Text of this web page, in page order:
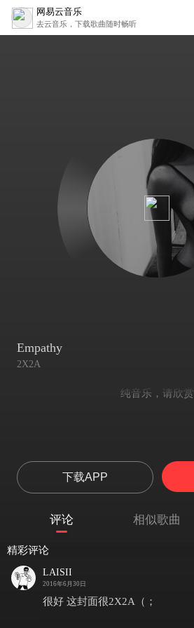
网易云音乐
去云音乐，下载歌曲随时畅听
Empathy
2X2A
纯音乐，请欣赏
下载APP
评论 相似歌曲
精彩评论
LAISII
2016年6月30日
很好 这封面很2X2A（；